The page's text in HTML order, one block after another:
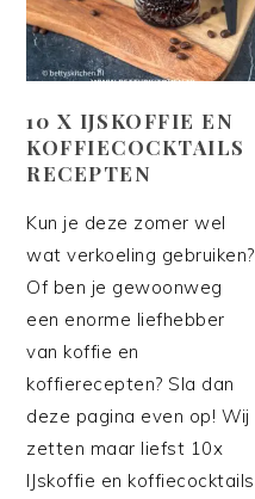
10 X IJSKOFFIE EN
KOFFIECOCKTAILS
RECEPTEN
Kun je deze zomer wel
wat verkoeling gebruiken?
Of ben je gewoonweg
een enorme liefhebber
van koffie en
koffierecepten? Sla dan
deze pagina even op! Wij
zetten maar liefst 10x
IJskoffie en koffiecocktails